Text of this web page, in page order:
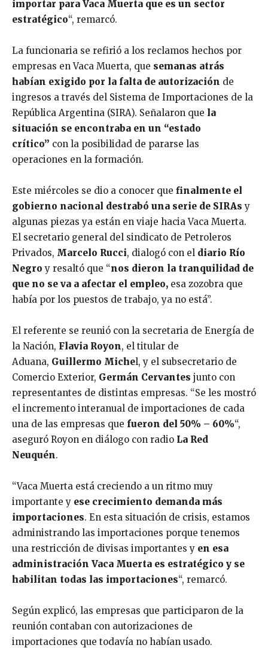
importar para Vaca Muerta que es un sector
estratégico“, remarcó.
La funcionaria se refirió a los reclamos hechos por
empresas en Vaca Muerta, que semanas atrás
habían exigido por la falta de autorización de
ingresos a través del Sistema de Importaciones de la
República Argentina (SIRA). Señalaron que la
situación se encontraba en un “estado
crítico” con la posibilidad de pararse las
operaciones en la formación.
Este miércoles se dio a conocer que finalmente el
gobierno nacional destrabó una serie de SIRAs y
algunas piezas ya están en viaje hacia Vaca Muerta.
El secretario general del sindicato de Petroleros
Privados, Marcelo Rucci, dialogó con el diario Río
Negro y resaltó que “nos dieron la tranquilidad de
que no se va a afectar el empleo, esa zozobra que
había por los puestos de trabajo, ya no está”.
El referente se reunió con la secretaria de Energía de
la Nación, Flavia Royon, el titular de
Aduana, Guillermo Michel, y el subsecretario de
Comercio Exterior, Germán Cervantes junto con
representantes de distintas empresas. “Se les mostró
el incremento interanual de importaciones de cada
una de las empresas que fueron del 50% – 60%“,
aseguró Royon en diálogo con radio La Red
Neuquén.
“Vaca Muerta está creciendo a un ritmo muy
importante y ese crecimiento demanda más
importaciones. En esta situación de crisis, estamos
administrando las importaciones porque tenemos
una restricción de divisas importantes y en esa
administración Vaca Muerta es estratégico y se
habilitan todas las importaciones“, remarcó.
Según explicó, las empresas que participaron de la
reunión contaban con autorizaciones de
importaciones que todavía no habían usado.